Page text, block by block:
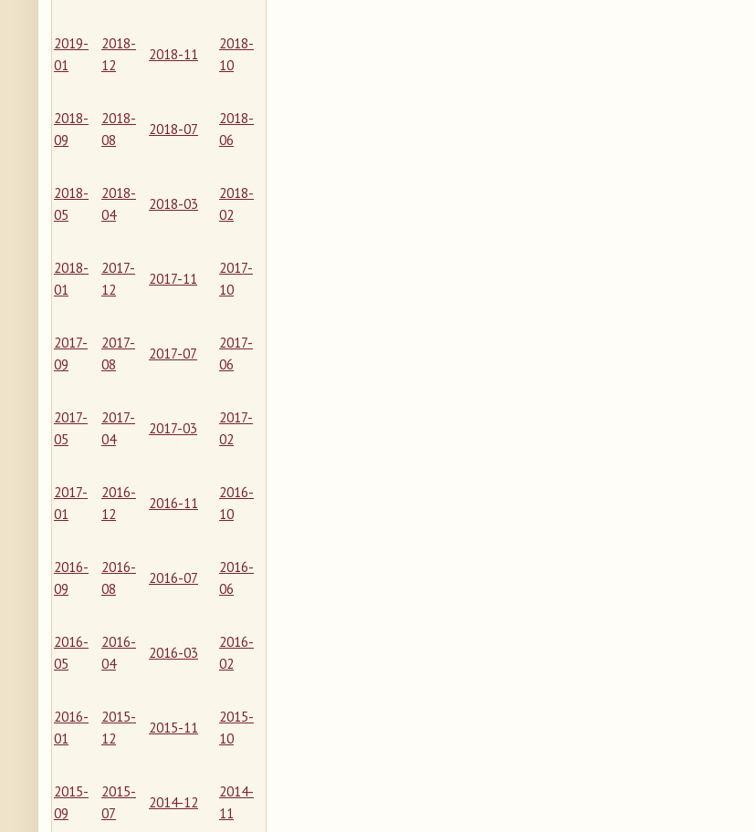
2019-
01
2018-
12
2018-11
2018-
10
2018-
09
2018-
08
2018-07
2018-
06
2018-
05
2018-
04
2018-03
2018-
02
2018-
01
2017-
12
2017-11
2017-
10
2017-
09
2017-
08
2017-07
2017-
06
2017-
05
2017-
04
2017-03
2017-
02
2017-
01
2016-
12
2016-11
2016-
10
2016-
09
2016-
08
2016-07
2016-
06
2016-
05
2016-
04
2016-03
2016-
02
2016-
01
2015-
12
2015-11
2015-
10
2015-
09
2015-
07
2014-12
2014-
11